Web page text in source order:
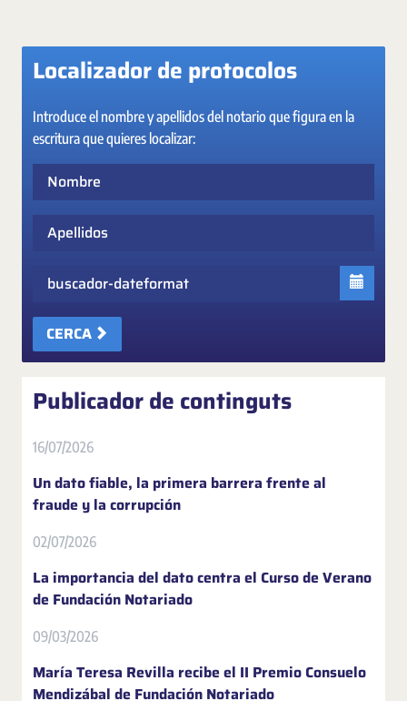
Localizador de protocolos
Introduce el nombre y apellidos del notario que figura en la
escritura que quieres localizar:
Apellidos
Fecha
CERCA
Publicador de continguts
16/07/2026
Un dato fiable, la primera barrera frente al
fraude y la corrupción
02/07/2026
La importancia del dato centra el Curso de Verano
de Fundación Notariado
09/03/2026
María Teresa Revilla recibe el II Premio Consuelo
Mendizábal de Fundación Notariado